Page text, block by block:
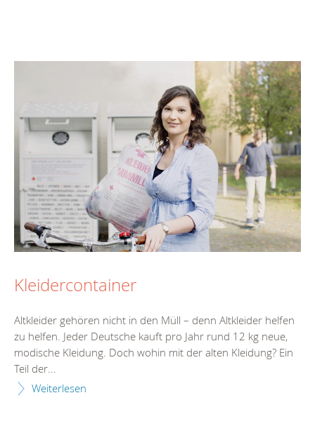
Kleidercontainer
Altkleider gehören nicht in den Müll – denn Altkleider helfen
zu helfen. Jeder Deutsche kauft pro Jahr rund 12 kg neue,
modische Kleidung. Doch wohin mit der alten Kleidung? Ein
Teil der...
Weiterlesen